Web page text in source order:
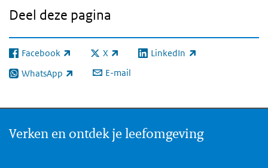
Deel deze pagina
Facebook
(externe link) X
(externe link) LinkedIn
(externe link)
WhatsApp
(externe link) E-mail
Verken en ontdek je leefomgeving